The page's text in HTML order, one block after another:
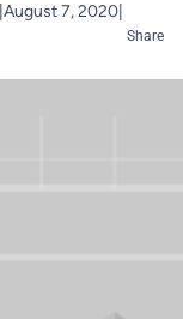
August 7, 2020|
Share